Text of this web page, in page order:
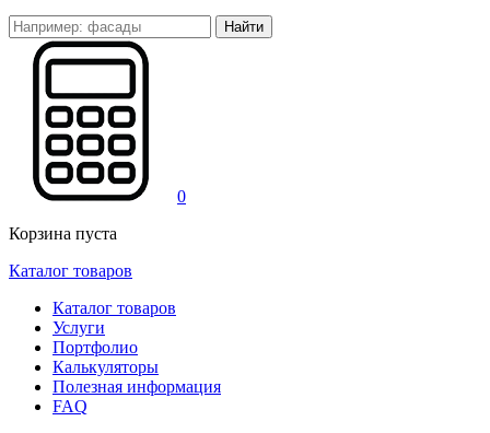
Найти
0
Корзина пуста
Каталог товаров
Каталог товаров
Услуги
Портфолио
Калькуляторы
Полезная информация
FAQ